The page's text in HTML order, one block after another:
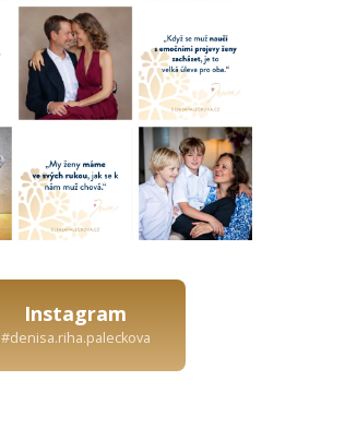
Instagram
#denisa.riha.paleckova